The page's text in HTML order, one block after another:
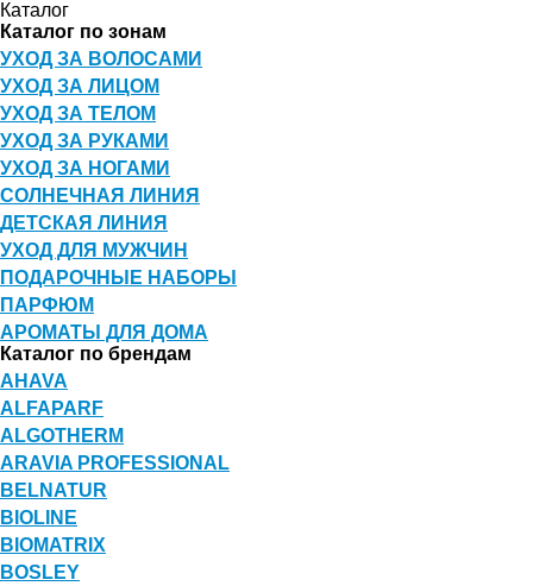
Каталог
Каталог по зонам
УХОД ЗА ВОЛОСАМИ
УХОД ЗА ЛИЦОМ
УХОД ЗА ТЕЛОМ
УХОД ЗА РУКАМИ
УХОД ЗА НОГАМИ
СОЛНЕЧНАЯ ЛИНИЯ
ДЕТСКАЯ ЛИНИЯ
УХОД ДЛЯ МУЖЧИН
ПОДАРОЧНЫЕ НАБОРЫ
ПАРФЮМ
АРОМАТЫ ДЛЯ ДОМА
Каталог по брендам
AHAVA
ALFAPARF
ALGOTHERM
ARAVIA PROFESSIONAL
BELNATUR
BIOLINE
BIOMATRIX
BOSLEY